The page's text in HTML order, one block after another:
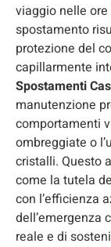
viaggio nelle
spostamento
protezione del
capillarmente
Spostamenti
manutenzione
comportamenti
ombreggiate o
cristalli. Questo
come la tutela
con l’efficienza
dell’emergenza
reale e di